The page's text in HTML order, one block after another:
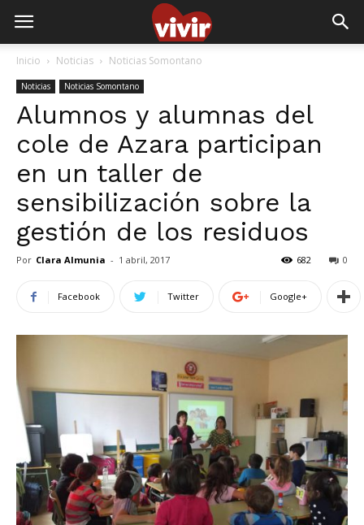
Inicio Noticias Noticias Somontano
Noticias Noticias Somontano
Alumnos y alumnas del
cole de Azara participan
en un taller de
sensibilización sobre la
gestión de los residuos
Por Clara Almunia - 1 abril, 2017 0
682
Facebook Twitter Google+